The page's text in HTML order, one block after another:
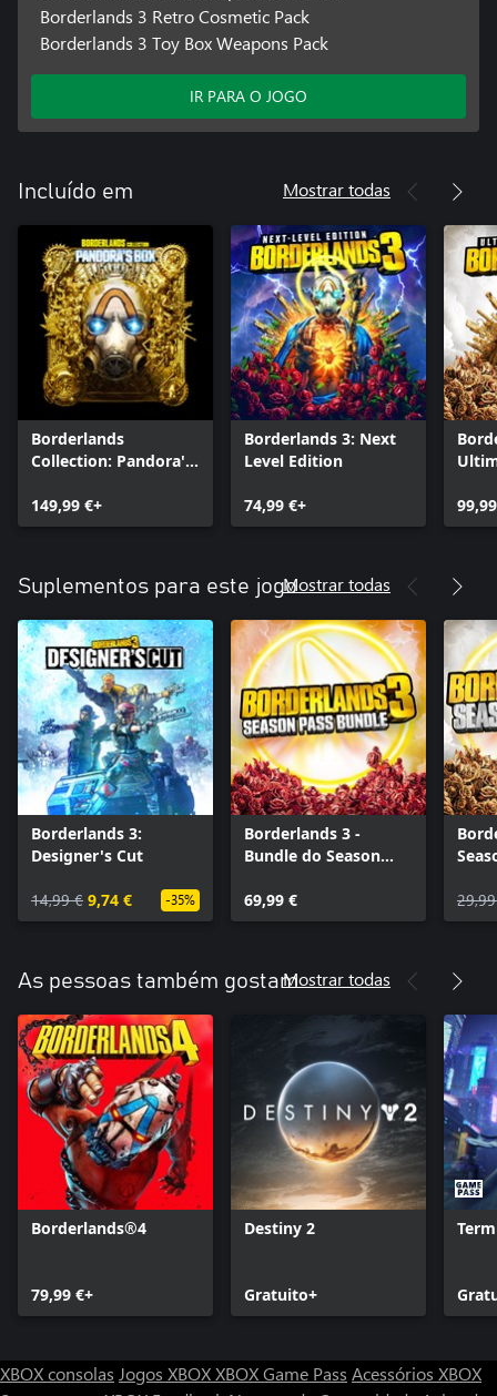
Borderlands 3 Retro Cosmetic Pack
Borderlands 3 Toy Box Weapons Pack
IR PARA O JOGO
Incluído em Mostrar todas
Borderlands
Collection: Pandora's
149,99 €+
Borderlands 3: Next
Level Edition
74,99 €+
Suplementos para este jogoMostrar todas
Borderlands 3:
Designer's Cut
14,99 € 9,74 € -35%
Borderlands 3 -
Bundle do Season
69,99 €
As pessoas também gostamMostrar todas
Borderlands®4
79,99 €+
Destiny 2
Gratuito+
XBOX consolas Jogos XBOXXBOX Game Pass Acessórios XBOX